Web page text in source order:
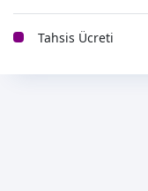
Tahsis Ücreti